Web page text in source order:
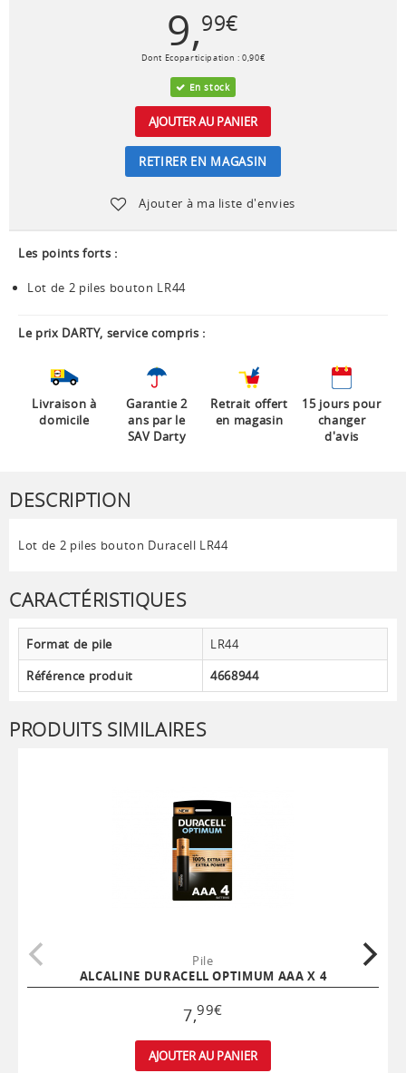
9,99€
Dont Ecoparticipation :0,90€
En stock
AJOUTER AU PANIER
RETIRER EN MAGASIN
Ajouter à ma liste d'envies
Les points forts :
Lot de 2 piles bouton LR44
Le prix DARTY, service compris :
Livraison à
domicile
Garantie 2
ans par le
SAV Darty
Retrait offert
en magasin
15 jours pour
changer
d'avis
DESCRIPTION
Lot de 2 piles bouton Duracell LR44
CARACTÉRISTIQUES
Format de pile
LR44
Référence produit
4668944
PRODUITS SIMILAIRES
Pile
ALCALINE DURACELL OPTIMUM AAA X 4
7,99€
AJOUTER AU PANIER